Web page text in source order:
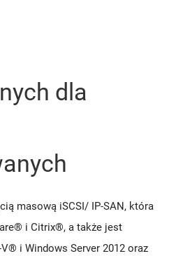
dla
masową iSCSI/ IP-SAN, która
i Citrix®, a także jest
i Windows Server 2012 oraz